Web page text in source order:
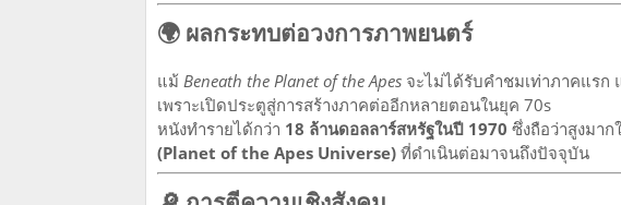
🌍 ผลกระทบต่อวงการภาพยนตร์
แม้ Beneath the Planet of the Apes จะไม่ได้รับคำชมเท่าภาคแรก
เพราะเปิดประตูสู่การสร้างภาคต่ออีกหลายตอนในยุค 70s
หนังทำรายได้กว่า 18 ล้านดอลลาร์สหรัฐในปี 1970 ซึ่งถือว่าสูงมา
(Planet of the Apes Universe) ที่ดำเนินต่อมาจนถึงปัจจุบัน